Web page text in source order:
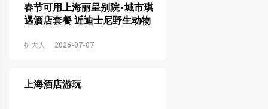
春节可用上海丽呈别院•城市琪
遇酒店套餐 近迪士尼野生动物
扩大人 2026-07-07
上海酒店游玩